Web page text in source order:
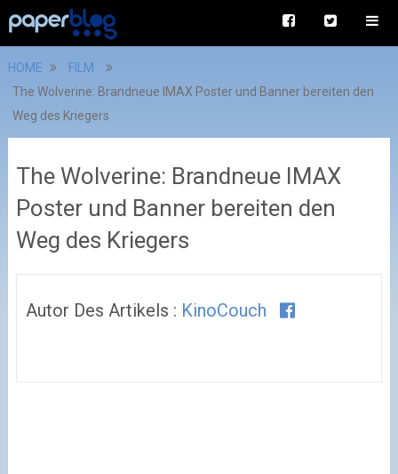
HOME
FILM
The Wolverine: Brandneue IMAX Poster und Banner bereiten den
Weg des Kriegers
The Wolverine: Brandneue IMAX
Poster und Banner bereiten den
Weg des Kriegers
Autor Des Artikels : KinoCouch